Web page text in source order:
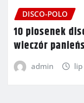
DISCO-POLO
10 piosenek
wieczór
admin